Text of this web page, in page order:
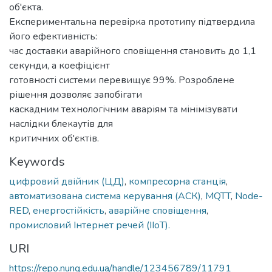
об'єкта.
Експериментальна перевірка прототипу підтвердила
його ефективність:
час доставки аварійного сповіщення становить до 1,1
секунди, а коефіцієнт
готовності системи перевищує 99%. Розроблене
рішення дозволяє запобігати
каскадним технологічним аваріям та мінімізувати
наслідки блекаутів для
критичних об'єктів.
Keywords
цифровий двійник (ЦД), компресорна станція,
автоматизована система керування (АСК), MQTT, Node-
RED, енергостійкість, аварійне сповіщення,
промисловий Інтернет речей (IIoT).
URI
https://repo.nung.edu.ua/handle/123456789/11791